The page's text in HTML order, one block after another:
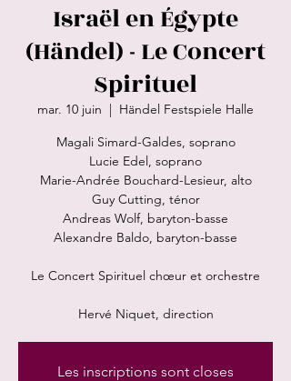
Israël en Égypte
(Händel) - Le Concert
Spirituel
mar. 10 juin
  |
Händel Festspiele Halle
Magali Simard-Galdes, soprano
Lucie Edel, soprano
Marie-Andrée Bouchard-Lesieur, alto
Guy Cutting, ténor
Andreas Wolf, baryton-basse
Alexandre Baldo, baryton-basse
Le Concert Spirituel chœur et orchestre
Hervé Niquet, direction
Les inscriptions sont closes